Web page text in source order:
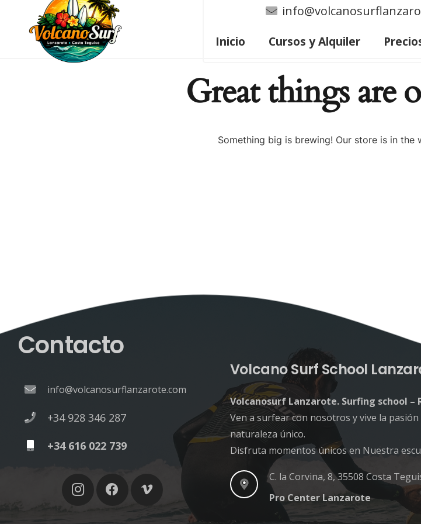
Inicio
Cursos y Alquiler
Great things are
Something big is brewing! Our store is in the
Contacto
info@volcanosurflanzarote.com
+34 928 346 287
+34 616 022 739
Volcano Surf School
Volcanosurf Lanzarote. Surfing school –
Ven a surfear con nosotros y vive la
naturaleza único.
Disfruta momentos únicos en Nuestra
C. la Corvina, 8, 35508 Costa
Pro Center Lanzarote